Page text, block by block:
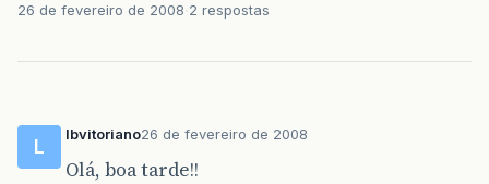
26 de fevereiro de 2008 2 respostas
L
lbvitoriano26 de fevereiro de 2008
Olá, boa tarde!!